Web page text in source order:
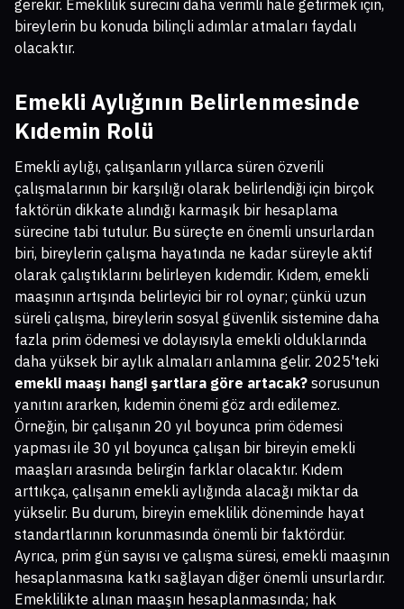
gerekir. Emeklilik sürecini daha verimli hale getirmek için,
bireylerin bu konuda bilinçli adımlar atmaları faydalı
olacaktır.
Emekli Aylığının Belirlenmesinde
Kıdemin Rolü
Emekli aylığı, çalışanların yıllarca süren özverili
çalışmalarının bir karşılığı olarak belirlendiği için birçok
faktörün dikkate alındığı karmaşık bir hesaplama
sürecine tabi tutulur. Bu süreçte en önemli unsurlardan
biri, bireylerin çalışma hayatında ne kadar süreyle aktif
olarak çalıştıklarını belirleyen kıdemdir. Kıdem, emekli
maaşının artışında belirleyici bir rol oynar; çünkü uzun
süreli çalışma, bireylerin sosyal güvenlik sistemine daha
fazla prim ödemesi ve dolayısıyla emekli olduklarında
daha yüksek bir aylık almaları anlamına gelir. 2025'teki
emekli maaşı hangi şartlara göre artacak? sorusunun
yanıtını ararken, kıdemin önemi göz ardı edilemez.
Örneğin, bir çalışanın 20 yıl boyunca prim ödemesi
yapması ile 30 yıl boyunca çalışan bir bireyin emekli
maaşları arasında belirgin farklar olacaktır. Kıdem
arttıkça, çalışanın emekli aylığında alacağı miktar da
yükselir. Bu durum, bireyin emeklilik döneminde hayat
standartlarının korunmasında önemli bir faktördür.
Ayrıca, prim gün sayısı ve çalışma süresi, emekli maaşının
hesaplanmasına katkı sağlayan diğer önemli unsurlardır.
Emeklilikte alınan maaşın hesaplanmasında; hak